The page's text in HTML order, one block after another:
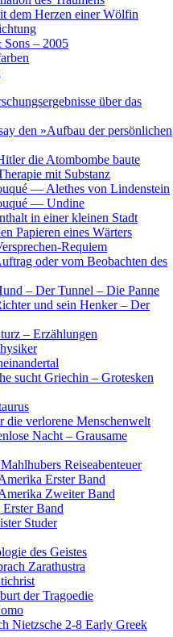
dem Herzen einer Wölfin
– 2005
über das
den »Aufbau der persönlichen
die Atombombe baute
mit Substanz
— Alethes von Lindenstein
— Undine
in einer kleinen Stadt
Papieren eines Wärters
Requiem
oder vom Beobachten des
– Der Tunnel – Die Panne
und sein Henker – Der
– Erzählungen
sucht Griechin – Grotesken
verlorene Menschenwelt
Nacht – Grausame
Reiseabenteuer
Erster Band
Zweiter Band
Band
Studer
des Geistes
Zarathustra
der Tragoedie
Nietzsche 2-8 Early Greek